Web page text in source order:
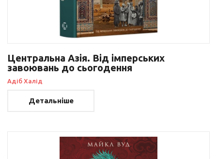
Центральна Азія. Від імперських
завоювань до сьогодення
Адіб Халід
Детальніше